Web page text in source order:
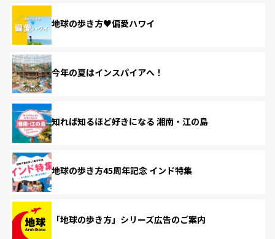
地球の歩き方♥偏愛ハワイ
今年の夏はインスパイアへ！
知れば知るほど好きになる 湘南・江の島
地球の歩き方45周年記念 インド特集
「地球の歩き方」シリーズ広告のご案内